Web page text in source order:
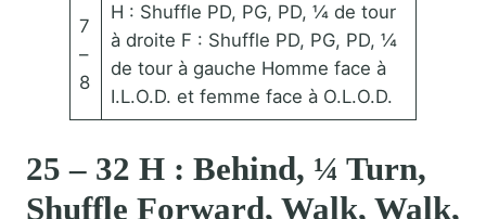
7
–
8
H : Shuffle PD, PG, PD, ¼ de tour
à droite F : Shuffle PD, PG, PD, ¼
de tour à gauche Homme face à
I.L.O.D. et femme face à O.L.O.D.
25 – 32 H : Behind, ¼ Turn,
Shuffle Forward, Walk, Walk,